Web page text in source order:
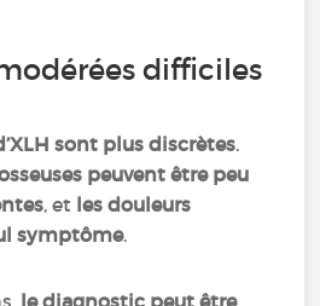
difficiles
sont plus discrètes.
peuvent être peu
, et les douleurs
symptôme.
le diagnostic peut être